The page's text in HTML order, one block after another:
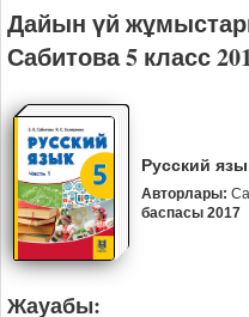
Дайын үй
Сабитова 5 класс
Русский
Авторлары:
баспасы 2017
Жауабы: